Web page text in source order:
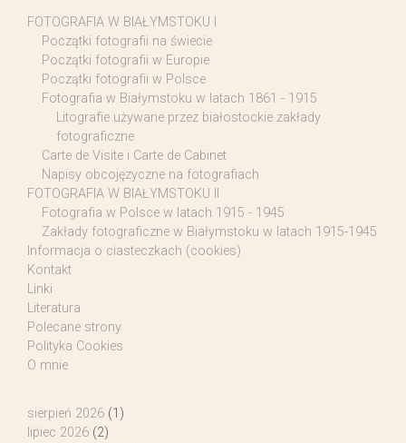
FOTOGRAFIA W BIAŁYMSTOKU I
Początki fotografii na świecie
Początki fotografii w Europie
Początki fotografii w Polsce
Fotografia w Białymstoku w latach 1861 - 1915
Litografie używane przez białostockie zakłady
fotograficzne
Carte de Visite i Carte de Cabinet
Napisy obcojęzyczne na fotografiach
FOTOGRAFIA W BIAŁYMSTOKU II
Fotografia w Polsce w latach 1915 - 1945
Zakłady fotograficzne w Białymstoku w latach 1915-1945
Informacja o ciasteczkach (cookies)
Kontakt
Linki
Literatura
Polecane strony
Polityka Cookies
O mnie
sierpień 2026 (1)
lipiec 2026 (2)